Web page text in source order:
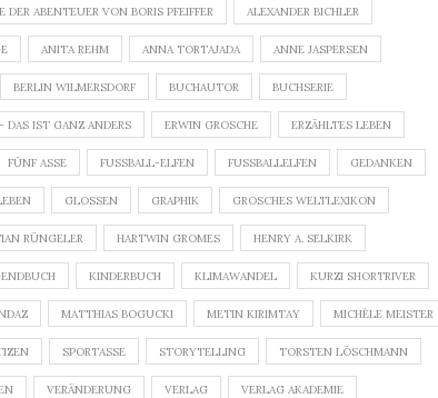
DER ABENTEUER VON BORIS PFEIFFER ALEXANDER BICHLER
ANITA REHM ANNA TORTAJADA ANNE JASPERSEN
BERLIN WILMERSDORF BUCHAUTOR BUCHSERIE
DAS IST GANZ ANDERS ERWIN GROSCHE ERZÄHLTES LEBEN
FÜNF ASSE FUSSBALL-ELFEN FUSSBALLELFEN GEDANKEN
GLOSSEN GRAPHIK GROSCHES WELTLEXIKON
RÜNGELER HARTWIN GROMES HENRY A. SELKIRK
KINDERBUCH KLIMAWANDEL KURZI SHORTRIVER
MATTHIAS BOGUCKI METIN KIRIMTAY MICHÈLE MEISTER
SPORTASSE STORYTELLING TORSTEN LÖSCHMANN
VERÄNDERUNG VERLAG VERLAG AKADEMIE